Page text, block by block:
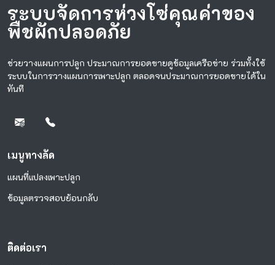
ระบบจัดการห่วงโซ่คุณค่าของ
พืชผักปลอดภัย
ช่วยวางแผนการปลูก ประมาณการยอดขายดูข้อมูลเครือข่าย ร่วมทั้งใช้
ระบบในการวางแผนการเพาะปลูก ตลอดจนประมาณการยอดขายได้ใน
ทันที
เมนูทางลัด
แผนที่แปลงเพาะปลูก
ข้อมูลตรวจสอบย้อนกลับ
ติดต่อเรา